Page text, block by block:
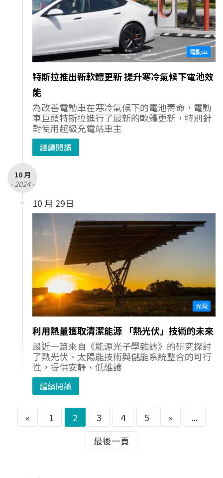
電動車
特斯拉推出新軟體更新 提升寒冷氣候下電池效
能
為改善電動車在寒冷氣候下的電池壽命，電動
車巨頭特斯拉進行了最新的軟體更新，特別針
對使用超級充電站車主
繼續閱讀
10 月
- 2024 -
10 月 29日
光電
利用熱量獲取清潔能源 「熱光伏」技術的未來
最近一篇來自《能源光子學雜誌》的研究探討
了熱光伏、太陽能技術與儲能系統整合的可行
性，提供安靜、低維護
繼續閱讀
« 1 2 3 4 5 »
...
最後一頁